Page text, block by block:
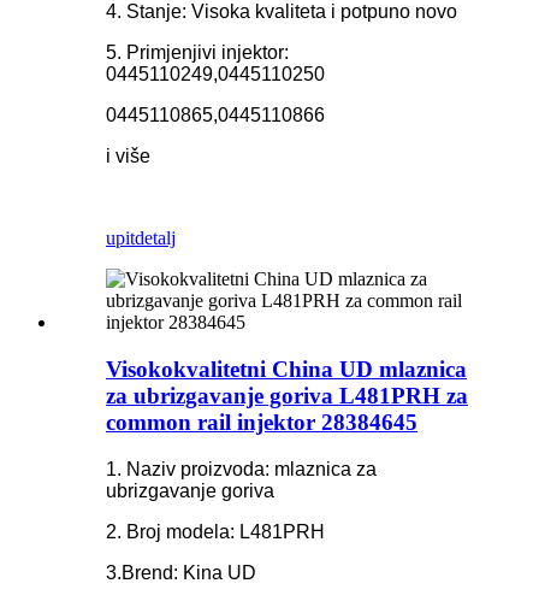
4. Stanje: Visoka kvaliteta i potpuno novo
5. Primjenjivi injektor:
0445110249,0445110250
0445110865,0445110866
i više
upitdetalj
Visokokvalitetni China UD mlaznica
za ubrizgavanje goriva L481PRH za
common rail injektor 28384645
1. Naziv proizvoda: mlaznica za
ubrizgavanje goriva
2. Broj modela: L481PRH
3.Brend: Kina UD